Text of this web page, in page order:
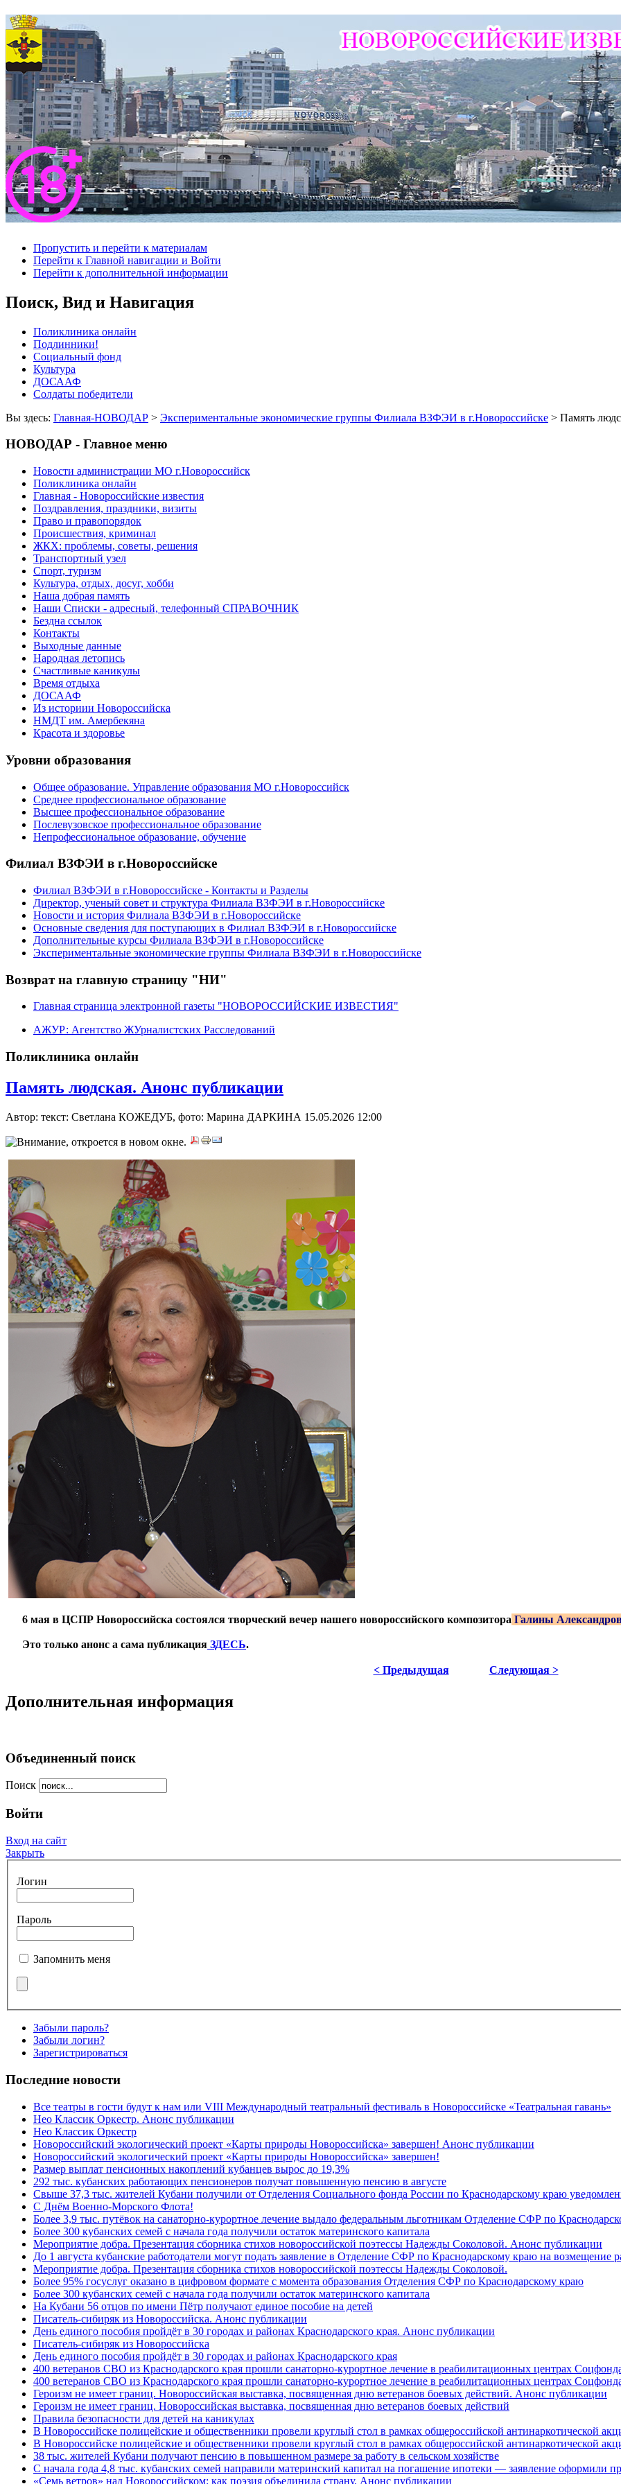
Пропустить и перейти к материалам
Перейти к Главной навигации и Войти
Перейти к дополнительной информации
Поиск, Вид и Навигация
Поликлиника онлайн
Подлинники!
Социальный фонд
Культура
ДОСААФ
Солдаты победители
Вы здесь: Главная-НОВОДАР > Экспериментальные экономические группы Филиала ВЗФЭИ в г.Новороссийске > Память
НОВОДАР - Главное меню
Новости администрации МО г.Новороссийск
Поликлиника онлайн
Главная - Новороссийские известия
Поздравления, праздники, визиты
Право и правопорядок
Происшествия, криминал
ЖКХ: проблемы, советы, решения
Транспортный узел
Спорт, туризм
Культура, отдых, досуг, хобби
Наша добрая память
Наши Списки - адресный, телефонный СПРАВОЧНИК
Бездна ссылок
Контакты
Выходные данные
Народная летопись
Счастливые каникулы
Время отдыха
ДОСААФ
Из историии Новороссийска
НМДТ им. Амербекяна
Красота и здоровье
Уровни образования
Общее образование. Управление образования МО г.Новороссийск
Среднее профессиональное образование
Высшее профессиональное образование
Послевузовское профессиональное образование
Непрофессиональное образование, обучение
Филиал ВЗФЭИ в г.Новороссийске
Филиал ВЗФЭИ в г.Новороссийске - Контакты и Разделы
Директор, ученый совет и структура Филиала ВЗФЭИ в г.Новороссийске
Новости и история Филиала ВЗФЭИ в г.Новороссийске
Основные сведения для поступающих в Филиал ВЗФЭИ в г.Новороссийске
Дополнительные курсы Филиала ВЗФЭИ в г.Новороссийске
Экспериментальные экономические группы Филиала ВЗФЭИ в г.Новороссийске
Возврат на главную страницу "НИ"
Главная страница электронной газеты "НОВОРОССИЙСКИЕ ИЗВЕСТИЯ"
АЖУР: Агентство ЖУрналистских Расследований
Поликлиника онлайн
Память людская. Анонс публикации
Автор: текст: Светлана КОЖЕДУБ, фото: Марина ДАРКИНА 15.05.2026 12:00
6 мая в ЦСПР Новороссийска состоялся творческий вечер нашего новороссийского композитора Галины
Это только анонс а сама публикация ЗДЕСЬ.
< Предыдущая Следующая >
Дополнительная информация
Объединенный поиск
Поиск
Войти
Вход на сайт
Закрыть
Логин
Пароль
Запомнить меня
Забыли пароль?
Забыли логин?
Зарегистрироваться
Последние новости
Все театры в гости будут к нам или VIII Международный театральный фестиваль в Новороссийске «Театральная гавань»
Нео Классик Оркестр. Анонс публикации
Нео Классик Оркестр
Новороссийский экологический проект «Карты природы Новороссийска» завершен! Анонс публикации
Новороссийский экологический проект «Карты природы Новороссийска» завершен!
Размер выплат пенсионных накоплений кубанцев вырос до 19,3%
292 тыс. кубанских работающих пенсионеров получат повышенную пенсию в августе
Свыше 37,3 тыс. жителей Кубани получили от Отделения Социального фонда России по Краснодарскому краю
C Днём Военно-Морского Флота!
Более 3,9 тыс. путёвок на санаторно-курортное лечение выдало федеральным льготникам Отделение СФР по
Более 300 кубанских семей с начала года получили остаток материнского капитала
Мероприятие добра. Презентация сборника стихов новороссийской поэтессы Надежды Соколовой. Анонс публикации
До 1 августа кубанские работодатели могут подать заявление в Отделение СФР по Краснодарскому краю на возмещение
Мероприятие добра. Презентация сборника стихов новороссийской поэтессы Надежды Соколовой.
Более 95% госуслуг оказано в цифровом формате с момента образования Отделения СФР по Краснодарскому краю
Более 300 кубанских семей с начала года получили остаток материнского капитала
На Кубани 56 отцов по имени Пётр получают единое пособие на детей
Писатель-сибиряк из Новороссийска. Анонс публикации
День единого пособия пройдёт в 30 городах и районах Краснодарского края. Анонс публикации
Писатель-сибиряк из Новороссийска
День единого пособия пройдёт в 30 городах и районах Краснодарского края
400 ветеранов СВО из Краснодарского края прошли санаторно-курортное лечение в реабилитационных центрах
400 ветеранов СВО из Краснодарского края прошли санаторно-курортное лечение в реабилитационных центрах
Героизм не имеет границ. Новороссийская выставка, посвященная дню ветеранов боевых действий. Анонс публикации
Героизм не имеет границ. Новороссийская выставка, посвященная дню ветеранов боевых действий
Правила безопасности для детей на каникулах
В Новороссийске полицейские и общественники провели круглый стол в рамках общероссийской антинаркотической
В Новороссийске полицейские и общественники провели круглый стол в рамках общероссийской антинаркотической
38 тыс. жителей Кубани получают пенсию в повышенном размере за работу в сельском хозяйстве
С начала года 4,8 тыс. кубанских семей направили материнский капитал на погашение ипотеки — заявление оформили
«Семь ветров» над Новороссийском: как поэзия объединила страну. Анонс публикации